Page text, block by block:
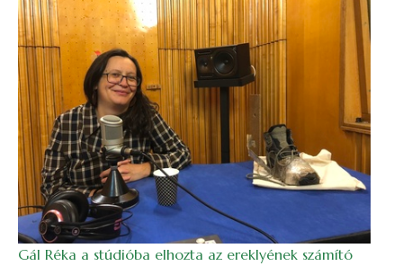
Gál Réka a stúdióba elhozta az ereklyének számító